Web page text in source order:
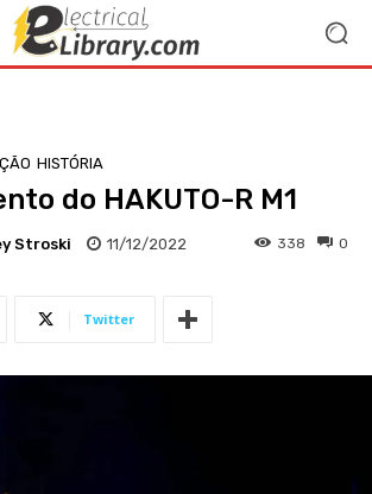
HISTÓRIA
do HAKUTO-R M1
Stroski 11/12/2022 0
338
Twitter